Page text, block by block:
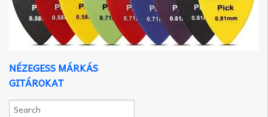
NÉZEGESS MÁRKÁS
GITÁROKAT